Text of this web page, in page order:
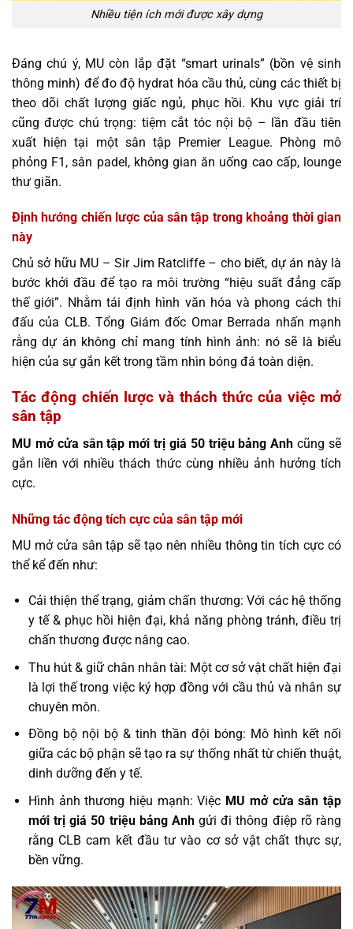
Nhiều tiện ích mới được xây dựng
Đáng chú ý, MU còn lắp đặt “smart urinals” (bồn vệ sinh
thông minh) để đo độ hydrat hóa cầu thủ, cùng các thiết bị
theo dõi chất lượng giấc ngủ, phục hồi. Khu vực giải trí
cũng được chú trọng: tiệm cắt tóc nội bộ – lần đầu tiên
xuất hiện tại một sân tập Premier League. Phòng mô
phỏng F1, sân padel, không gian ăn uống cao cấp, lounge
thư giãn.
Định hướng chiến lược của sân tập trong khoảng thời gian
này
Chủ sở hữu MU – Sir Jim Ratcliffe – cho biết, dự án này là
bước khởi đầu để tạo ra môi trường “hiệu suất đẳng cấp
thế giới”. Nhằm tái định hình văn hóa và phong cách thi
đấu của CLB. Tổng Giám đốc Omar Berrada nhấn mạnh
rằng dự án không chỉ mang tính hình ảnh: nó sẽ là biểu
hiện của sự gắn kết trong tầm nhìn bóng đá toàn diện.
Tác động chiến lược và thách thức của việc mở
sân tập
MU mở cửa sân tập mới trị giá 50 triệu bảng Anh cũng sẽ
gắn liền với nhiều thách thức cùng nhiều ảnh hưởng tích
cực.
Những tác động tích cực của sân tập mới
MU mở cửa sân tập sẽ tạo nên nhiều thông tin tích cực có
thể kể đến như:
Cải thiện thể trạng, giảm chấn thương: Với các hệ thống
y tế & phục hồi hiện đại, khả năng phòng tránh, điều trị
chấn thương được nâng cao.
Thu hút & giữ chân nhân tài: Một cơ sở vật chất hiện đại
là lợi thế trong việc ký hợp đồng với cầu thủ và nhân sự
chuyên môn.
Đồng bộ nội bộ & tinh thần đội bóng: Mô hình kết nối
giữa các bộ phận sẽ tạo ra sự thống nhất từ chiến thuật,
dinh dưỡng đến y tế.
Hình ảnh thương hiệu mạnh: Việc MU mở cửa sân tập
mới trị giá 50 triệu bảng Anhgửi đi thông điệp rõ ràng
rằng CLB cam kết đầu tư vào cơ sở vật chất thực sự,
bền vững.